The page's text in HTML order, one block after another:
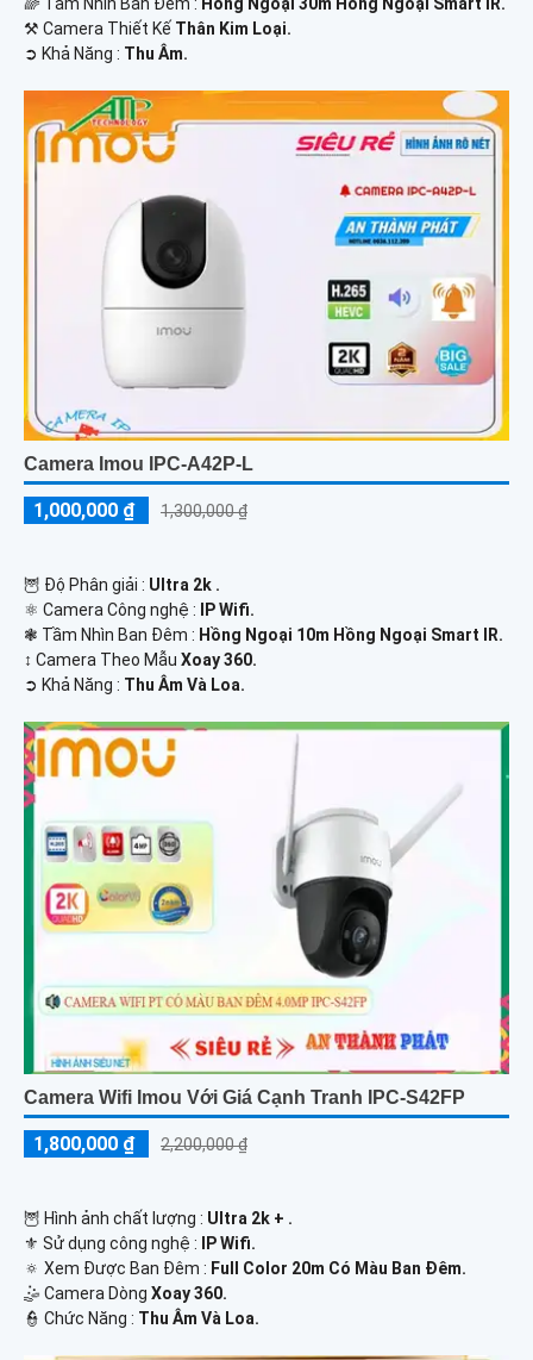
⚒ Camera Thiết Kế Thân Kim Loại.
️➲ Khả Năng : Thu Âm.
Camera Imou IPC-A42P-L
1,000,000 ₫ 1,300,000 ₫
🦉 Độ Phân giải : Ultra 2k .
⚛️ Camera Công nghệ : IP Wifi.
❃ Tầm Nhìn Ban Đêm : Hồng Ngoại 10m Hồng Ngoại Smart IR.
↕️ Camera Theo Mẫu Xoay 360.
️➲ Khả Năng : Thu Âm Và Loa.
Camera Wifi Imou Với Giá Cạnh Tranh IPC-S42FP
1,800,000 ₫ 2,200,000 ₫
🦉 Hình ảnh chất lượng : Ultra 2k + .
⚜️ Sử dụng công nghệ :
IP Wifi.
🔅 Xem Được Ban Đêm : Full Color 20m Có Màu Ban Ðêm.
🤹 Camera Dòng Xoay 360.
️👮 Chức Năng : Thu Âm Và Loa.